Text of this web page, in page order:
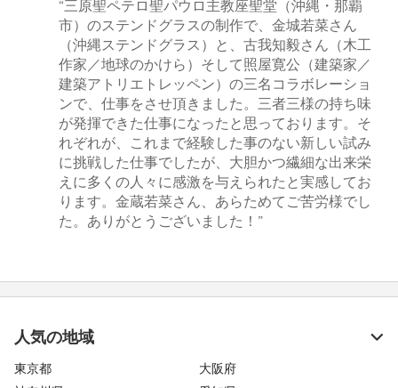
評
価：
5
つ
星
中
星
5
“三原聖ペテロ聖パウロ主教座聖堂（沖縄・那覇
市）のステンドグラスの制作で、金城若菜さん
（沖縄ステンドグラス）と、古我知毅さん（木工
作家／地球のかけら）そして照屋寛公（建築家／
建築アトリエトレッペン）の三名コラボレーショ
ンで、仕事をさせ頂きました。三者三様の持ち味
が発揮できた仕事になったと思っております。そ
れぞれが、これまで経験した事のない新しい試み
に挑戦した仕事でしたが、大胆かつ繊細な出来栄
えに多くの人々に感激を与えられたと実感してお
ります。金蔵若菜さん、あらためてご苦労様でし
た。ありがとうございました！”
人気の地域
東京都
大阪府